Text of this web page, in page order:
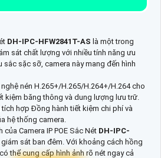
DH-IPC-HFW2841T-AS là một trong
sát chất lượng với nhiều tính năng ưu
sắc sặc sỡ, camera này mang đến hình
nén H.265+/H.265/H.264+/H.264 cho
kiệm băng thông và dung lượng lưu trữ.
hợp Đồng hành tiết kiệm chi phí và
hệ thống camera.
Camera IP POE Sắc Nét DH-IPC-
sát ban đêm. Với khoảng cách hồng
thể cung cấp hình ảnh rõ nét ngay cả